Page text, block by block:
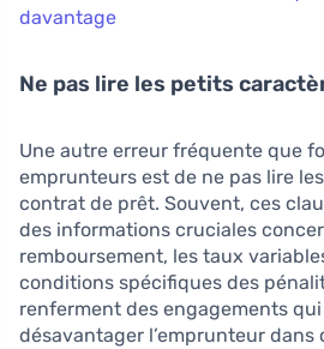
davantage
Ne pas lire les petits
Une autre erreur fréquente que
emprunteurs est de ne pas lire les
contrat de prêt. Souvent, ces
des informations cruciales
remboursement, les taux
conditions spécifiques des
renferment des engagements
désavantager l’emprunteur dans